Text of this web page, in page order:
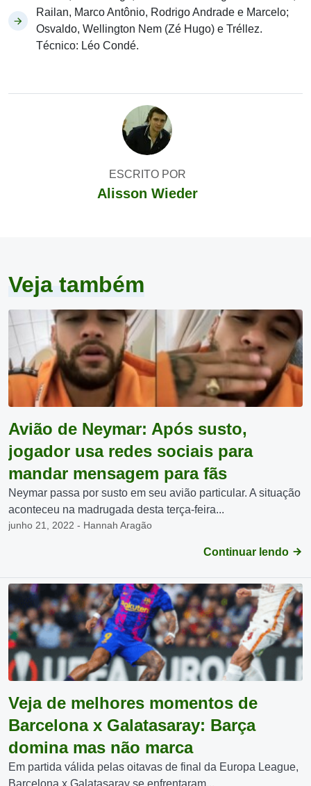
Railan, Marco Antônio, Rodrigo Andrade e Marcelo;
Osvaldo, Wellington Nem (Zé Hugo) e Tréllez.
Técnico: Léo Condé.
ESCRITO POR
Alisson Wieder
Veja também
Avião de Neymar: Após susto,
jogador usa redes sociais para
mandar mensagem para fãs
Neymar passa por susto em seu avião particular. A situação
aconteceu na madrugada desta terça-feira...
junho 21, 2022 - Hannah Aragão
Continuar lendo
Veja de melhores momentos de
Barcelona x Galatasaray: Barça
domina mas não marca
Em partida válida pelas oitavas de final da Europa League,
Barcelona x Galatasaray se enfrentaram...